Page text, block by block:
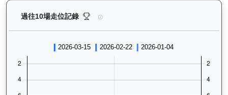
過往10場走位記錄 大宗師（K578）— 過往走位記錄圖